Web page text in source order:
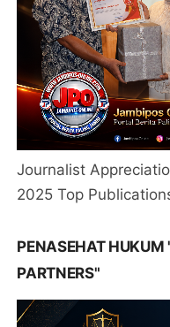
Journalist
2025 Top
PENASEHAT
PARTNERS"